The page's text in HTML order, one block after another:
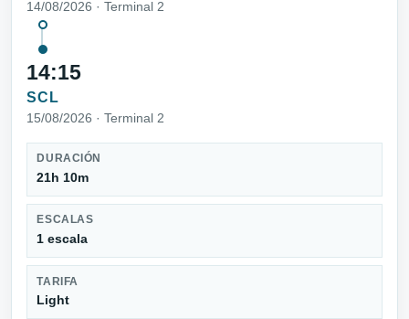
14/08/2026 · Terminal 2
14:15
SCL
15/08/2026 · Terminal 2
DURACIÓN
21h 10m
ESCALAS
1 escala
TARIFA
Light